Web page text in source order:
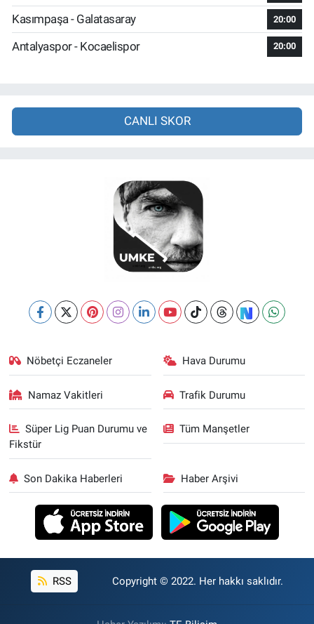
Kasımpaşa - Galatasaray 20:00
Antalyaspor - Kocaelispor 20:00
CANLI SKOR
Nöbetçi Eczaneler Hava Durumu
Namaz Vakitleri Trafik Durumu
Süper Lig Puan Durumu ve
Fikstür
Tüm Manşetler
Son Dakika Haberleri Haber Arşivi
RSS Copyright © 2022. Her hakkı saklıdır.